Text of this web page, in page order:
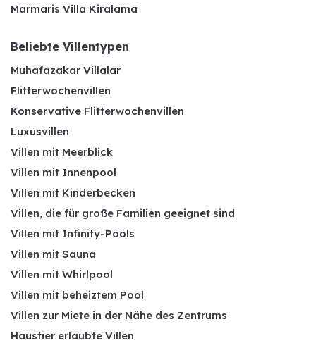
Marmaris Villa Kiralama
Beliebte Villentypen
Muhafazakar Villalar
Flitterwochenvillen
Konservative Flitterwochenvillen
Luxusvillen
Villen mit Meerblick
Villen mit Innenpool
Villen mit Kinderbecken
Villen, die für große Familien geeignet sind
Villen mit Infinity-Pools
Villen mit Sauna
Villen mit Whirlpool
Villen mit beheiztem Pool
Villen zur Miete in der Nähe des Zentrums
Haustier erlaubte Villen